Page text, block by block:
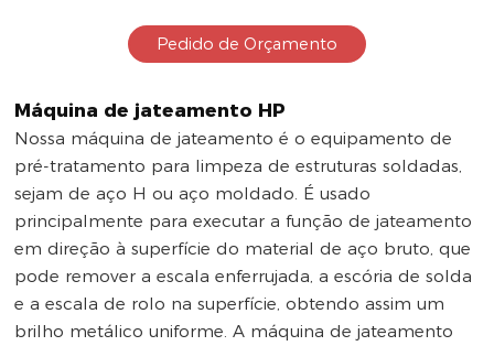
Pedido de Orçamento
Máquina de jateamento HP
Nossa máquina de jateamento é o equipamento de
pré-tratamento para limpeza de estruturas soldadas,
sejam de aço H ou aço moldado. É usado
principalmente para executar a função de jateamento
em direção à superfície do material de aço bruto, que
pode remover a escala enferrujada, a escória de solda
e a escala de rolo na superfície, obtendo assim um
brilho metálico uniforme. A máquina de jateamento